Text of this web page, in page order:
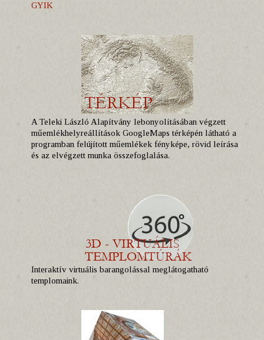
GYIK
A Teleki László Alapítvány lebonyolításában végzett
műemlékhelyreállítások GoogleMaps térképén látható a
programban felújított műemlékek fényképe, rövid leírása
és az elvégzett munka összefoglalása.
Interaktív virtuális barangolással meglátogatható
templomaink.